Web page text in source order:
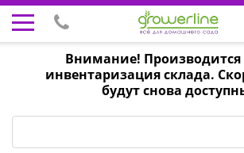
Внимание! Производится
инвентаризация склада.
будут снова